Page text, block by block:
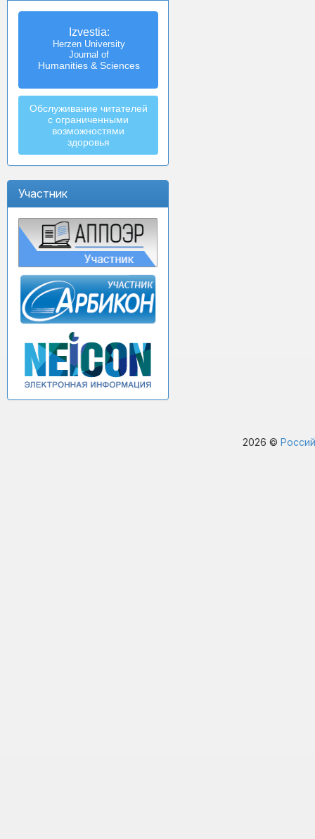
Izvestia:
Herzen University
Journal of
Humanities & Sciences
Обслуживание читателей
с ограниченными
возможностями
здоровья
Участник
2026 ©